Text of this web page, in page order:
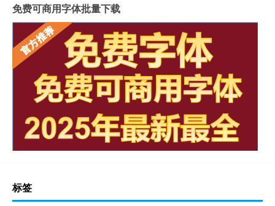
免费可商用字体批量下载
标签